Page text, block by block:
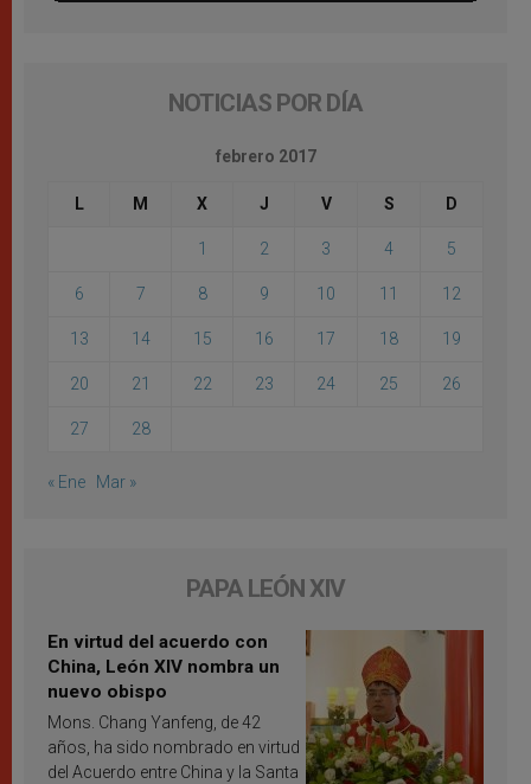
NOTICIAS POR DÍA
febrero 2017
L M X J V S D
1 2 3 4 5
6 7 8 9 10 11 12
13 14 15 16 17 18 19
20 21 22 23 24 25 26
27 28
« Ene Mar »
PAPA LEÓN XIV
En virtud del acuerdo con
China, León XIV nombra un
nuevo obispo
Mons. Chang Yanfeng, de 42
años, ha sido nombrado en virtud
del Acuerdo entre China y la Santa